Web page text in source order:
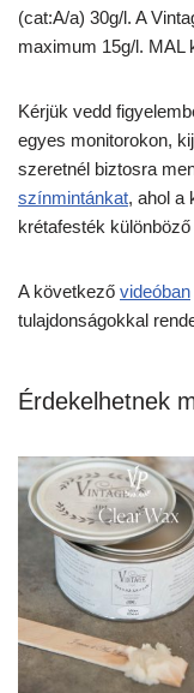
(cat:A/a) 30g/l. A
maximum 15g/l. MAL
Kérjük vedd
egyes monitorokon,
szeretnél biztosra
színmintánkat, ahol a
krétafesték
A következő videóban
tulajdonságokkal
Érdekelhetnek